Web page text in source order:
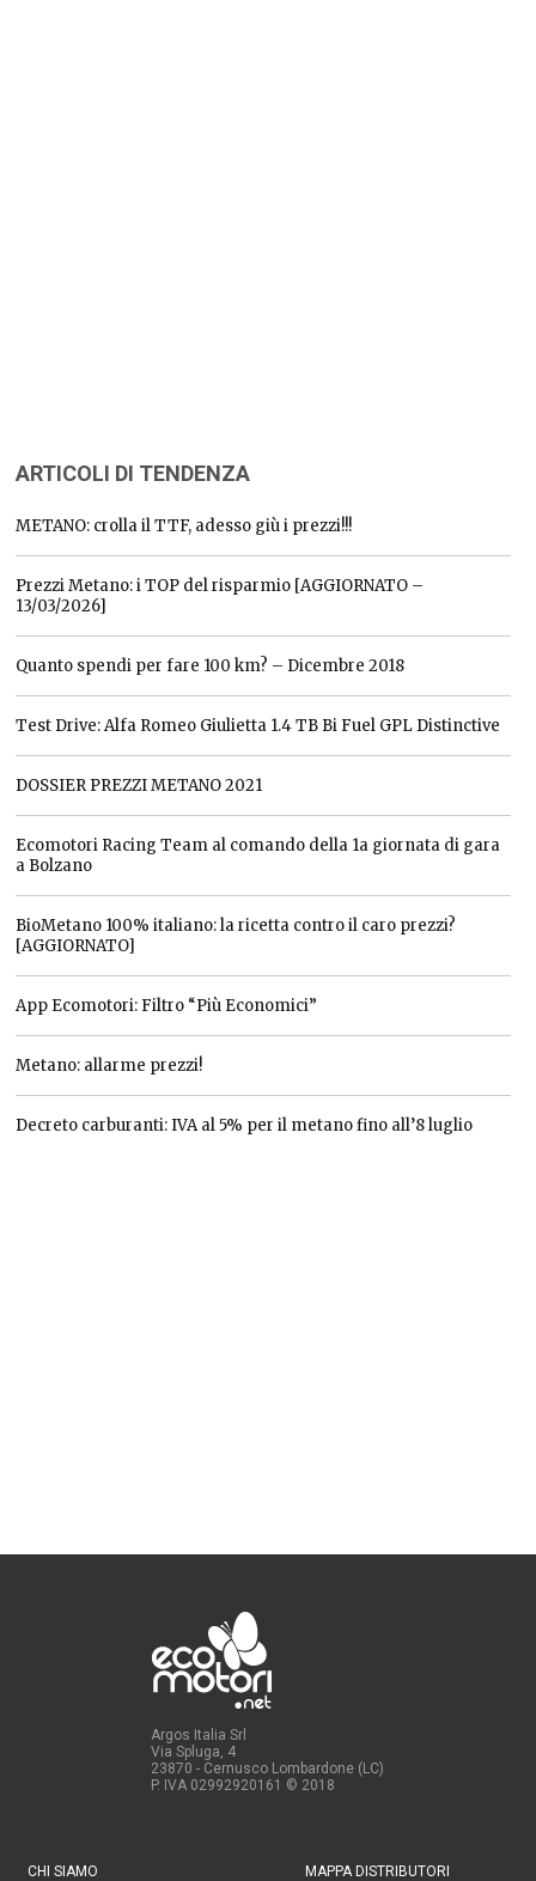
ARTICOLI DI TENDENZA
METANO: crolla il TTF, adesso giù i prezzi!!!
Prezzi Metano: i TOP del risparmio [AGGIORNATO –
13/03/2026]
Quanto spendi per fare 100 km? – Dicembre 2018
Test Drive: Alfa Romeo Giulietta 1.4 TB Bi Fuel GPL Distinctive
DOSSIER PREZZI METANO 2021
Ecomotori Racing Team al comando della 1a giornata di gara
a Bolzano
BioMetano 100% italiano: la ricetta contro il caro prezzi?
[AGGIORNATO]
App Ecomotori: Filtro “Più Economici”
Metano: allarme prezzi!
Decreto carburanti: IVA al 5% per il metano fino all’8 luglio
Argos Italia Srl
Via Spluga, 4
23870 - Cernusco Lombardone (LC)
P. IVA 02992920161 © 2018
CHI SIAMO MAPPA DISTRIBUTORI